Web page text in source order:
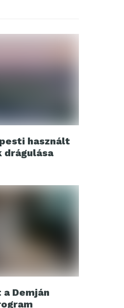
használt
drágulása
Demján